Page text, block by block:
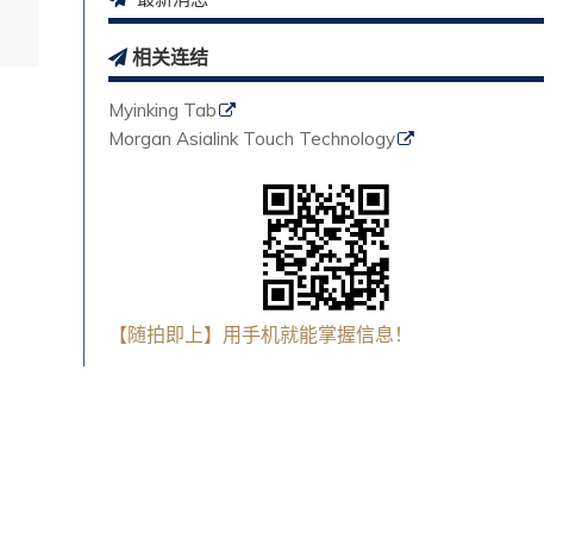
相关连结
Myinking Tab
Morgan Asialink Touch Technology
【随拍即上】用手机就能掌握信息！